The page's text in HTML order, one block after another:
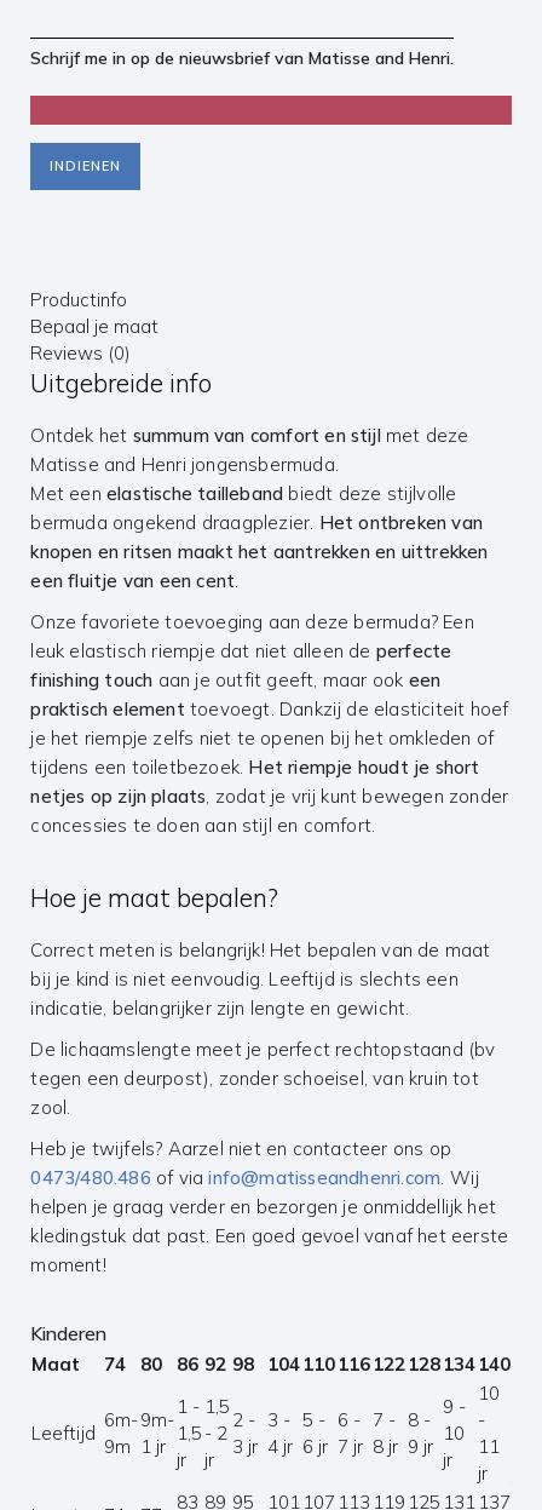
Schrijf me in op de nieuwsbrief van Matisse and Henri.
INDIENEN
Productinfo
Bepaal je maat
Reviews (0)
Uitgebreide info
Ontdek het summum van comfort en stijl met deze
Matisse and Henri jongensbermuda.
Met eenelastische tailleband biedt deze stijlvolle
bermuda ongekend draagplezier. Het ontbreken van
knopen en ritsen maakt het aantrekken en uittrekken
een fluitje van een cent
Onze favoriete toevoeging aan deze bermuda? Een
leuk elastisch riempje dat niet alleen de perfecte
finishing touch aan je outfit geeft, maar ook een
praktisch element toevoegt. Dankzij de elasticiteit hoef
je het riempje zelfs niet te openen bij het omkleden of
tijdens een toiletbezoek. Het riempje houdt je short
netjes op zijn plaats , zodat je vrij kunt bewegen zonder
concessies te doen aan stijl en comfort.
Hoe je maat bepalen?
Correct meten is belangrijk! Het bepalen van de maat
bij je kind is niet eenvoudig. Leeftijd is slechts een
indicatie, belangrijker zijn lengte en gewicht.
De lichaamslengte meet je perfect rechtopstaand (bv
tegen een deurpost), zonder schoeisel, van kruin tot
zool.
Heb je twijfels? Aarzel niet en contacteer ons op
0473/480.486 of viainfo@matisseandhenri.com . Wij
helpen je graag verder en bezorgen je onmiddellijk het
kledingstuk dat past. Een goed gevoel vanaf het eerste
moment!
Kinderen
Maat 74 80 86 92 98 104 110 116 122 128 134 140
Leeftijd
6m-
9m
9m-
1 jr
1 -
1,5
jr
1,5
- 2
jr
2 -
3 jr
3 -
4 jr
5 -
6 jr
6 -
7 jr
7 -
8 jr
8 -
9 jr
9 -
10
jr
10
-
11
jr
83 89 95 101 107 113 119 125 131 137